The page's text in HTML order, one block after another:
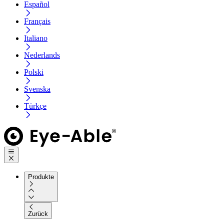
Español
Français
Italiano
Nederlands
Polski
Svenska
Türkçe
Produkte
Zurück